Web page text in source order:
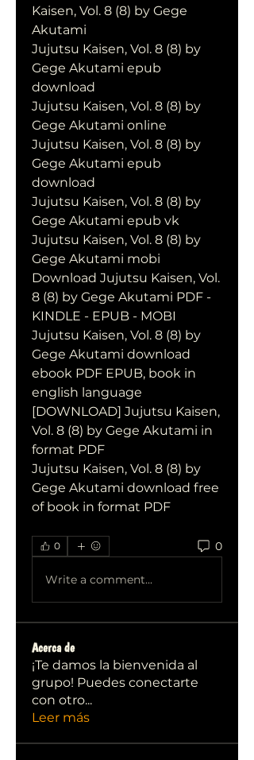
Kaisen, Vol. 8 (8) by Gege
Akutami
Jujutsu Kaisen, Vol. 8 (8) by
Gege Akutami epub
download
Jujutsu Kaisen, Vol. 8 (8) by
Gege Akutami online
Jujutsu Kaisen, Vol. 8 (8) by
Gege Akutami epub
download
Jujutsu Kaisen, Vol. 8 (8) by
Gege Akutami epub vk
Jujutsu Kaisen, Vol. 8 (8) by
Gege Akutami mobi
Download Jujutsu Kaisen, Vol.
8 (8) by Gege Akutami PDF -
KINDLE - EPUB - MOBI
Jujutsu Kaisen, Vol. 8 (8) by
Gege Akutami download
ebook PDF EPUB, book in
english language
[DOWNLOAD] Jujutsu Kaisen,
Vol. 8 (8) by Gege Akutami in
format PDF
Jujutsu Kaisen, Vol. 8 (8) by
Gege Akutami download free
of book in format PDF
0 0
Write a comment...
Acerca de
¡Te damos la bienvenida al
grupo! Puedes conectarte
con otro...
Leer más